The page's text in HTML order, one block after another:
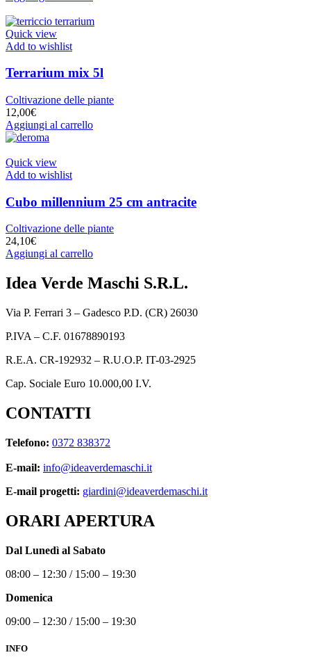
Quick view
Add to wishlist
Terrarium mix 5l
Coltivazione delle piante
12,00€
Aggiungi al carrello
Quick view
Add to wishlist
Cubo millennium 25 cm antracite
Coltivazione delle piante
24,10€
Aggiungi al carrello
Idea Verde Maschi S.R.L.
Via P. Ferrari 3 – Gadesco P.D. (CR) 26030
P.IVA – C.F. 01678890193
R.E.A. CR-192932 – R.U.O.P. IT-03-2925
Cap. Sociale Euro 10.000,00 I.V.
CONTATTI
Telefono: 0372 838372
E-mail: info@ideaverdemaschi.it
E-mail progetti: giardini@ideaverdemaschi.it
ORARI APERTURA
Dal Lunedì al Sabato
08:00 – 12:30 / 15:00 – 19:30
Domenica
09:00 – 12:30 / 15:00 – 19:30
INFO